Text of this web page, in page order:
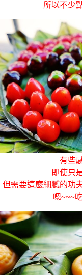
所以不少
有些
即使只
但需要這麼細膩的功
嗯~~~